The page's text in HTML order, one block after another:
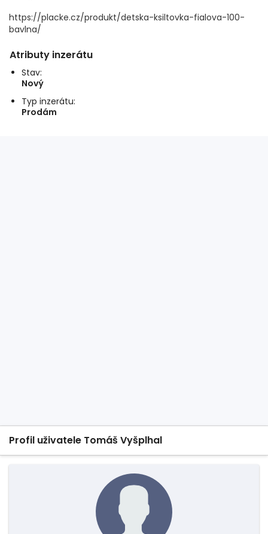
https://placke.cz/produkt/detska-ksiltovka-fialova-100-
bavlna/
Atributy inzerátu
Stav:
Nový
Typ inzerátu:
Prodám
Profil uživatele Tomáš Vyšplhal